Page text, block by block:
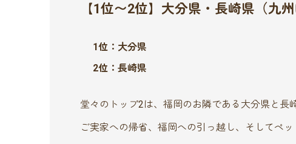
【1位〜2位】大分県・長崎県（九
1位：大分県
2位：長崎県
堂々のトップ2は、福岡のお隣である大分県と長
ご実家への帰省、福岡への引っ越し、そしてペ